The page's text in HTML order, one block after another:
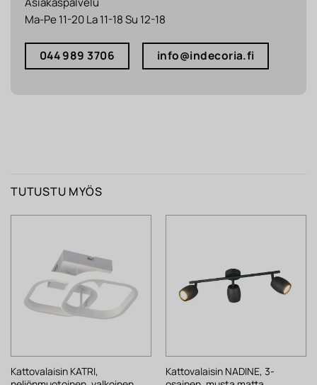
Ma-Pe 11-20 La 11-18 Su 12-18
044 989 3706 info@indecoria.fi
TUTUSTU MYÖS
Kattovalaisin KATRI,
Kattovalaisin NADINE, 3-